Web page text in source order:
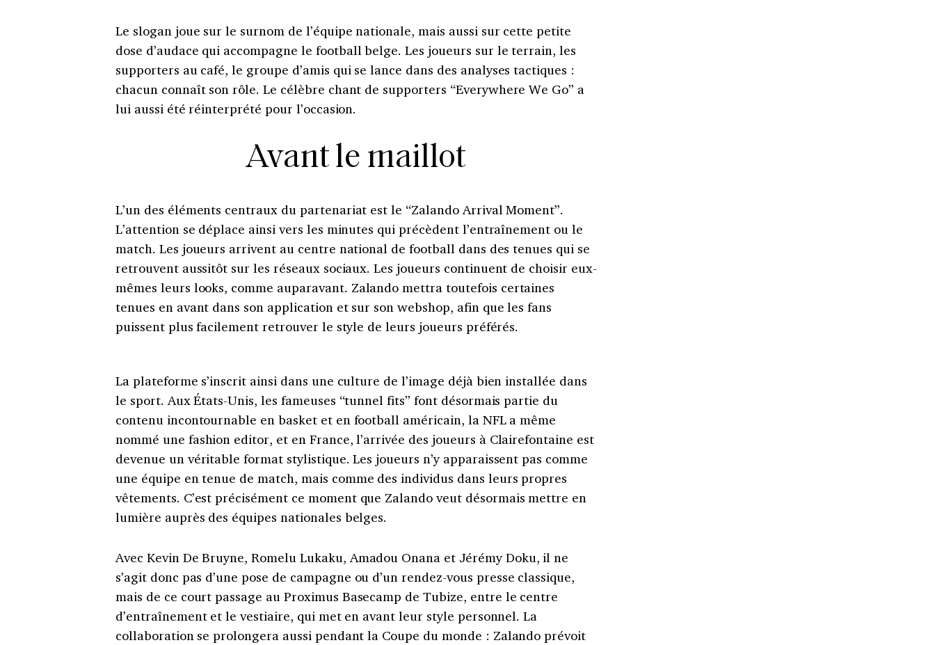
Le slogan joue sur le surnom de l’équipe nationale, mais aussi sur cette petite
dose d’audace qui accompagne le football belge. Les joueurs sur le terrain, les
supporters au café, le groupe d’amis qui se lance dans des analyses tactiques :
chacun connaît son rôle. Le célèbre chant de supporters “Everywhere We Go” a
lui aussi été réinterprété pour l’occasion.
Avant le maillot
L’un des éléments centraux du partenariat est le “Zalando Arrival Moment”.
L’attention se déplace ainsi vers les minutes qui précèdent l’entraînement ou le
match. Les joueurs arrivent au centre national de football dans des tenues qui se
retrouvent aussitôt sur les réseaux sociaux. Les joueurs continuent de choisir eux-
mêmes leurs looks, comme auparavant. Zalando mettra toutefois certaines
tenues en avant dans son application et sur son webshop, afin que les fans
puissent plus facilement retrouver le style de leurs joueurs préférés.
La plateforme s’inscrit ainsi dans une culture de l’image déjà bien installée dans
le sport. Aux États-Unis, les fameuses “tunnel fits” font désormais partie du
contenu incontournable en basket et en football américain, la NFL a même
nommé une fashion editor, et en France, l’arrivée des joueurs à Clairefontaine est
devenue un véritable format stylistique. Les joueurs n’y apparaissent pas comme
une équipe en tenue de match, mais comme des individus dans leurs propres
vêtements. C’est précisément ce moment que Zalando veut désormais mettre en
lumière auprès des équipes nationales belges.
Avec Kevin De Bruyne, Romelu Lukaku, Amadou Onana et Jérémy Doku, il ne
s’agit donc pas d’une pose de campagne ou d’un rendez-vous presse classique,
mais de ce court passage au Proximus Basecamp de Tubize, entre le centre
d’entraînement et le vestiaire, qui met en avant leur style personnel. La
collaboration se prolongera aussi pendant la Coupe du monde : Zalando prévoit